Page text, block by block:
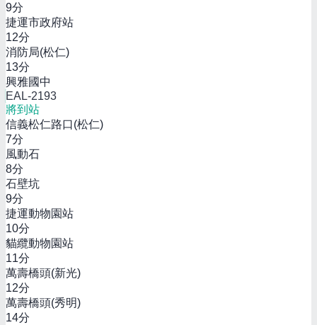
9分
捷運市政府站
12分
消防局(松仁)
13分
興雅國中
EAL-2193
將到站
信義松仁路口(松仁)
7分
風動石
8分
石壁坑
9分
捷運動物園站
10分
貓纜動物園站
11分
萬壽橋頭(新光)
12分
萬壽橋頭(秀明)
14分